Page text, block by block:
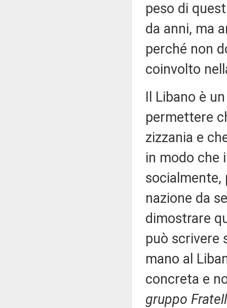
peso di
da anni, ma
perché non
coinvolto
Il Libano è
permettere
zizzania e
in modo che
socialmente,
nazione da
dimostrare
può scrivere
mano al
concreta e
gruppo